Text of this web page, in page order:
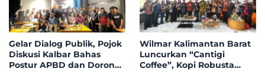
Gelar Dialog Publik, Pojok
Diskusi Kalbar Bahas
Postur APBD dan Dorong
Wilmar Kalimantan Barat
Luncurkan “Cantigi
Coffee”, Kopi Robusta